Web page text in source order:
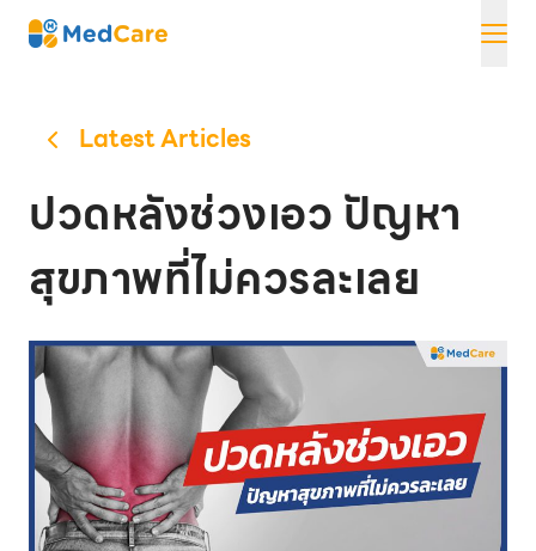
Skip
MedCare
Latest Articles
ปวดหลังช่วงเอว ปัญหา
สุขภาพที่ไม่ควรละเลย